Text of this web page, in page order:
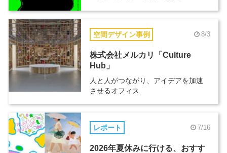
空間デザイン事例 8/3
株式会社メルカリ「Culture
Hub」
人と人がつながり、アイデアを加速
させるオフィス
レポート 7/16
2026年夏休みに行ける、おすす